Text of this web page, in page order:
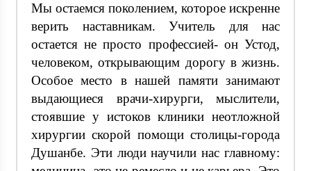
Мы остаемся поколением, которое искренне
верить наставникам. Учитель для нас
остается не просто профессией- он Устод,
человеком, открывающим дорогу в жизнь.
Особое место в нашей памяти занимают
выдающиеся врачи-хирурги, мыслители,
стоявшие у истоков клиники неотложной
хирургии скорой помощи столицы-города
Душанбе. Эти люди научили нас главному: